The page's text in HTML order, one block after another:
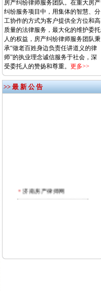
房产纠纷律师服务团队。在重大房产
纠纷服务项目中，用集体的智慧、分
工协作的方式为客户提供全方位和高
质量的法律服务，最大化的维护委托
人的权益，房产纠纷律师服务团队秉
承“做老百姓身边负责任讲道义的律
师”的执业理念诚信服务于社会，深
受委托人的赞扬和尊重。 更多>>
>> 最 新 公 告
济南房产律师网